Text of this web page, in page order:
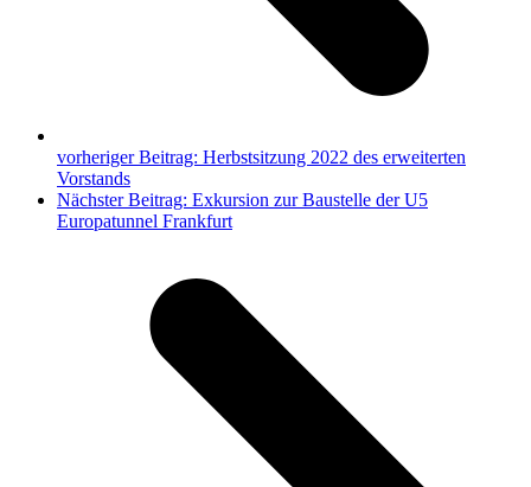
vorheriger Beitrag: Herbstsitzung 2022 des erweiterten
Vorstands
Nächster Beitrag: Exkursion zur Baustelle der U5
Europatunnel Frankfurt